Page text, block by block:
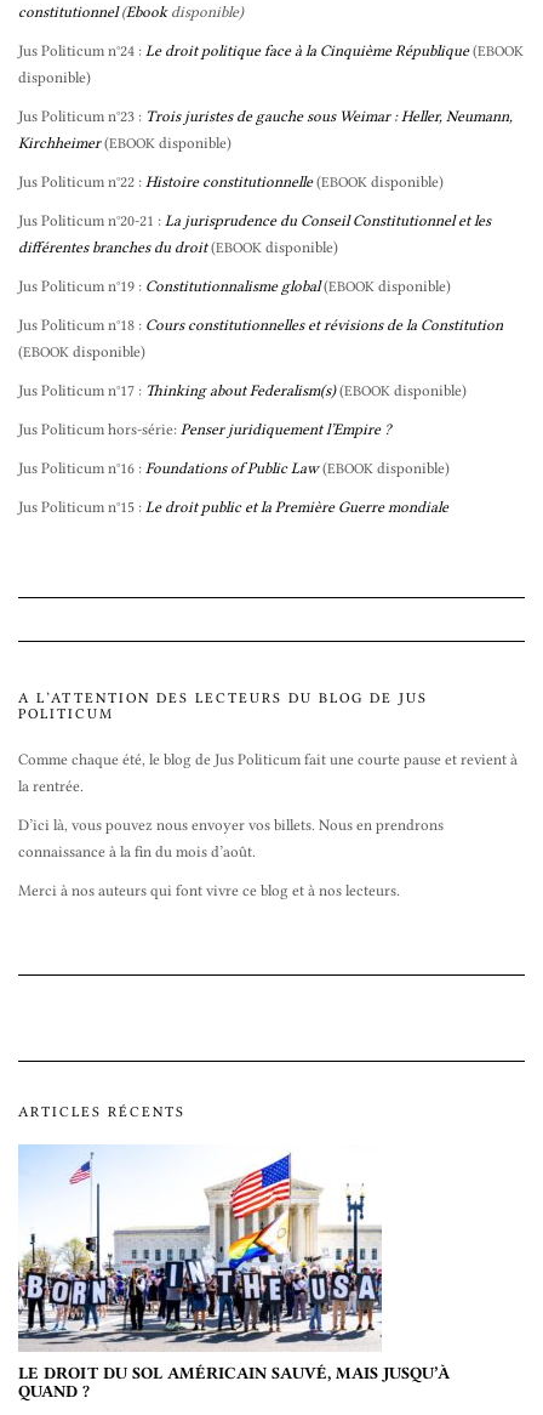
constitutionnel(Ebookdisponible)
Jus Politicum n°24 : Le droit politique face à la Cinquième République (EBOOK
disponible)
Jus Politicum n°23 : Trois juristes de gauche sous Weimar : Heller, Neumann,
Kirchheimer (EBOOK disponible)
Jus Politicum n°22 : Histoire constitutionnelle (EBOOK disponible)
Jus Politicum n°20-21 : La jurisprudence du Conseil Constitutionnel et les
différentes branches du droit (EBOOK disponible)
Jus Politicum n°19 : Constitutionnalisme global (EBOOK disponible)
Jus Politicum n°18 : Cours constitutionnelles et révisions de la Constitution
(EBOOK disponible)
Jus Politicum n°17 : Thinking about Federalism(s) (EBOOK disponible)
Jus Politicum hors-série: Penser juridiquement l’Empire ?
Jus Politicum n°16 : Foundations of Public Law (EBOOK disponible)
Jus Politicum n°15 : Le droit public et la Première Guerre mondiale
A L’ATTENTION DES LECTEURS DU BLOG DE JUS
POLITICUM
Comme chaque été, le blog de Jus Politicum fait une courte pause et revient à
la rentrée.
D’ici là, vous pouvez nous envoyer vos billets. Nous en prendrons
connaissance à la fin du mois d’août.
Merci à nos auteurs qui font vivre ce blog et à nos lecteurs.
ARTICLES RÉCENTS
LE DROIT DU SOL AMÉRICAIN SAUVÉ, MAIS JUSQU’À
QUAND ?